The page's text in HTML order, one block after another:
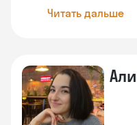
Читать дальше